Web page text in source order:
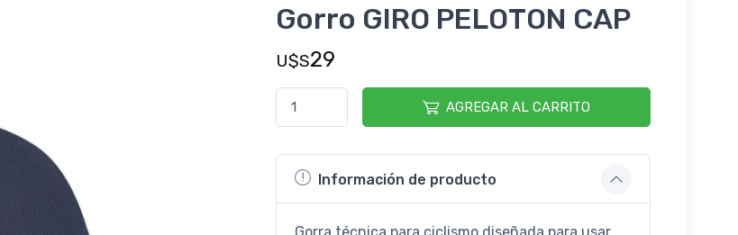
Gorro GIRO PELOTON CAP
U$S29
AGREGAR AL CARRITO
Información de producto